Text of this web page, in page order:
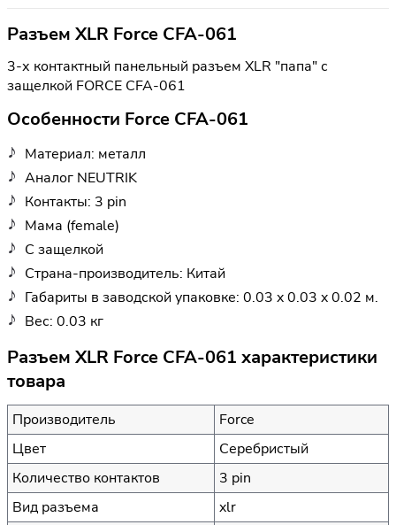
Разъем XLR Force CFA-061
3-х контактный панельный разъем XLR "папа" с
защелкой FORCE CFA-061
Особенности Force CFA-061
Материал: металл
Аналог NEUTRIK
Контакты: 3 pin
Мама (female)
С защелкой
Страна-производитель: Китай
Габариты в заводской упаковке: 0.03 x 0.03 x 0.02 м.
Вес: 0.03 кг
Разъем XLR Force CFA-061 характеристики
товара
Производитель
Force
Цвет
Серебристый
Количество контактов
3 pin
Вид разъема
xlr